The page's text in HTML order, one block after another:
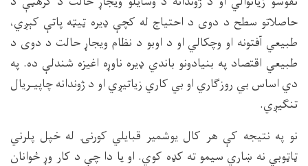
حاصلاتو سطح د دوى د احتياج له كچې ډيره ټيټه پاتې كېږي،
طبيعي آفتونه او وچكالي او د اوبو د نظام ويجاړ حالت د دوى د
طبيعي اقتصاد په بنيادونو باندي ډيره ناوړه اغيزه شندلې ده. په
دي اساس بي روزګاري او بي كاري زياتيږي او د ژوندانه چاپيـريال
تنګيږي.
نو په نتيجه كې هر كال يوشمير قبايلي كورنۍ له خپل پلرني
ټاټوبي نه ښاري سيمو ته كډه كوي. او يا دا چې د كار وړ ځوانان